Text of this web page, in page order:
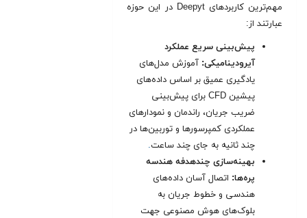
مهم‌ترین کاربردهای Deepyt در این حوزه
عبارتند از:
پیش‌بینی سریع عملکرد
آیرودینامیکی: آموزش مدل‌های
یادگیری عمیق بر اساس داده‌های
پیشین CFD برای پیش‌بینی
ضریب جریان، راندمان و نمودارهای
عملکردی کمپرسورها و توربین‌ها در
چند ثانیه به جای چند ساعت.
بهینه‌سازی چندهدفه هندسه
پره‌ها: اتصال آسان داده‌های
هندسی و خطوط جریان به
بلوک‌های هوش مصنوعی جهت